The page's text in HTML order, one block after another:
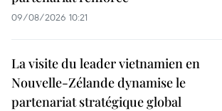
09/08/2026 10:21
La visite du leader vietnamien en
Nouvelle-Zélande dynamise le
partenariat stratégique global